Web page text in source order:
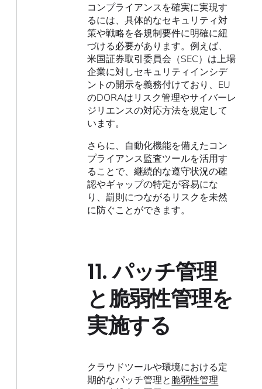
コンプライアンスを確実に実現す
るには、具体的なセキュリティ対
策や戦略を各規制要件に明確に紐
づける必要があります。例えば、
米国証券取引委員会（SEC）は上場
企業に対しセキュリティインシデ
ントの開示を義務付けており、EU
のDORAはリスク管理やサイバーレ
ジリエンスの対応方法を規定して
います。
さらに、自動化機能を備えたコン
プライアンス監査ツールを活用す
ることで、継続的な遵守状況の確
認やギャップの特定が容易にな
り、罰則につながるリスクを未然
に防ぐことができます。
11.パッチ管理
と脆弱性管理を
実施する
クラウドツールや環境における定
期的なパッチ管理と 脆弱性管理